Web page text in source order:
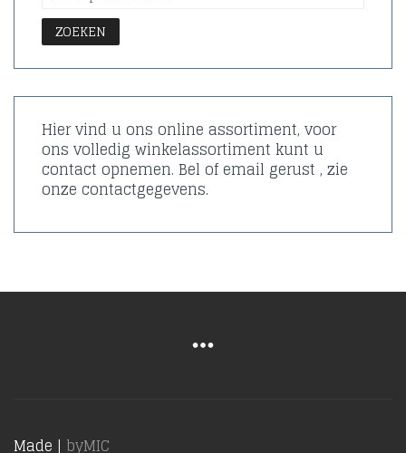
ZOEKEN
Hier vind u ons online assortiment, voor
ons volledig winkelassortiment kunt u
contact opnemen. Bel of email gerust , zie
onze contactgegevens.
Made | byMIC